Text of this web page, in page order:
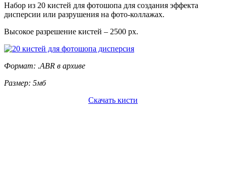
Набор из 20 кистей для фотошопа для создания эффекта
дисперсии или разрушения на фото-коллажах.
Высокое разрешение кистей – 2500 px.
Формат: .ABR в архиве
Размер: 5мб
Cкачать кисти